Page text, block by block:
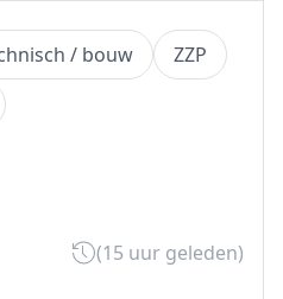
/ bouw
ZZP
(15 uur geleden)